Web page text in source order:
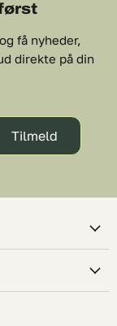
få nyheder,
direkte på din
Tilmeld